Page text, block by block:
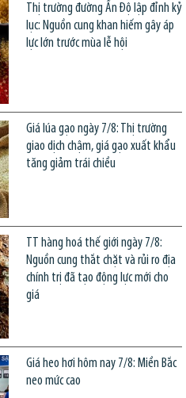
Thị trường đường Ấn Độ lập đỉnh kỷ
lục: Nguồn cung khan hiếm gây áp
lực lớn trước mùa lễ hội
Giá lúa gạo ngày 7/8: Thị trường
giao dịch chậm, giá gạo xuất khẩu
tăng giảm trái chiều
TT hàng hoá thế giới ngày 7/8:
Nguồn cung thắt chặt và rủi ro địa
chính trị đã tạo động lực mới cho
giá
Giá heo hơi hôm nay 7/8: Miền Bắc
neo mức cao